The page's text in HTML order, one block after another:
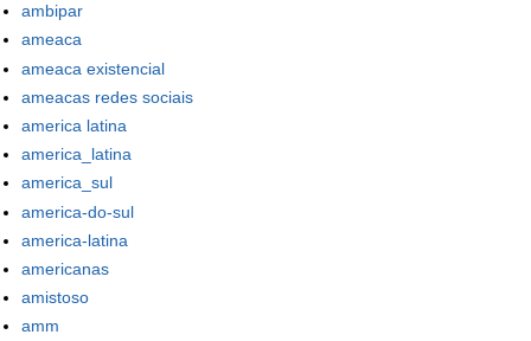
ambipar
ameaca
ameaca existencial
ameacas redes sociais
america latina
america_latina
america_sul
america-do-sul
america-latina
americanas
amistoso
amm